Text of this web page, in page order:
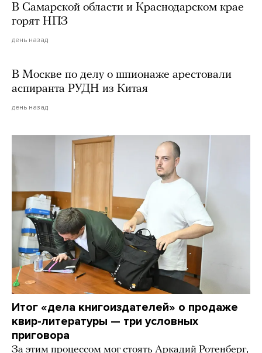
В Самарской области и Краснодарском крае
горят НПЗ
день назад
В Москве по делу о шпионаже арестовали
аспиранта РУДН из Китая
день назад
Итог «дела книгоиздателей» о продаже
квир-литературы — три условных
приговора
За этим процессом мог стоять Аркадий Ротенберг,